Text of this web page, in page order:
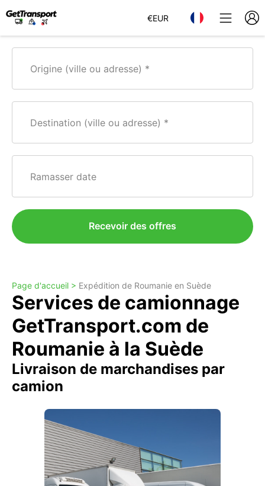
€EUR
Origine (ville ou adresse)
Destination (ville ou adresse)
Ramasser date
Recevoir des offres
Page d'accueil > Expédition de Roumanie en Suède
Services de camionnage
GetTransport.com de
Roumanie à la Suède
Livraison de marchandises par
camion